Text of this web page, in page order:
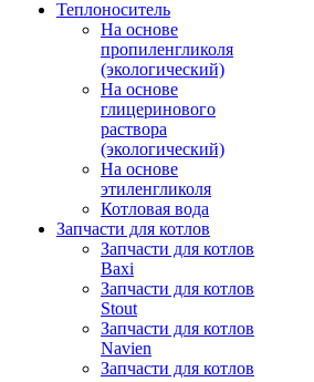
Теплоноситель
На основе
пропиленгликоля
(экологический)
На основе
глицеринового
раствора
(экологический)
На основе
этиленгликоля
Котловая вода
Запчасти для котлов
Запчасти для котлов
Baxi
Запчасти для котлов
Stout
Запчасти для котлов
Navien
Запчасти для котлов